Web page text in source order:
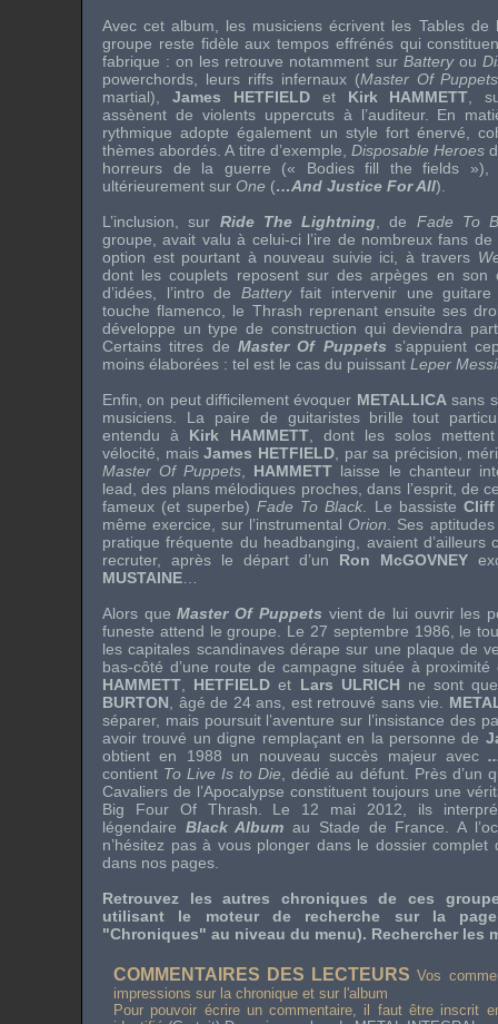
Avec cet album, les musiciens écrivent les Tables
groupe reste fidèle aux tempos effrénés qui
fabrique : on les retrouve notamment sur Batteryou
powerchords , leurs riffsinfernaux (Master Of Puppets
martial), James HETFIELDet Kirk HAMMETT ,
assènent de violents uppercutsà l’auditeur. En
rythmique adopte également un style fort énervé,
thèmes abordés. A titre d’exemple, Disposable Heroes
horreurs de la guerre (« Bodies fill the fields »),
ultérieurement sur One (…And Justice For All).
L’inclusion, sur Ride The Lightning , de Fade To
groupe, avait valu à celui-ci l’ire de nombreux fans de
option est pourtant à nouveau suivie ici, à travers
dont les couplets reposent sur des arpèges en son
d’idées, l’intro de Batteryfait intervenir une guitare
toucheflamenco , le Thrash reprenant ensuite ses
développe un type de construction qui deviendra
Certains titres de Master Of Puppets s’appuient
moins élaborées : tel est le cas du puissant Leper
Enfin, on peut difficilement évoquer METALLICA sans
musiciens. La paire de guitaristes brille tout
entendu à Kirk HAMMETT, dont les solos mettent
vélocité, maisJames HETFIELD, par sa précision,
Master Of Puppets
HAMMETT laisse le chanteur
lead , des plans mélodiques proches, dans l’esprit, de
fameux (et superbe)Fade To Black . Le bassiste Cliff
même exercice, sur l’instrumental Orion . Ses
pratique fréquente du headbanging , avaient
recruter, après le départ d’un Ron McGOVNEY
MUSTAINE
Alors queMaster Of Puppets vient de lui ouvrir les
funeste attend le groupe. Le 27 septembre 1986, le
les capitales scandinaves dérape sur une plaque de
bas-côté d’une route de campagne située à
HAMMETT
HETFIELD et Lars ULRICH ne sont
BURTON , âgé de 24 ans, est retrouvé sans vie.
séparer, mais poursuit l’aventure sur l’insistance des
avoir trouvé un digne remplaçant en la personne de
obtient en 1988 un nouveau succès majeur avec
contient To Live Is to Die , dédié au défunt. Près d’un
Cavaliers de l’Apocalypse constituent toujours une
Big Four Of Thrash . Le 12 mai 2012, ils
légendaire Black Album au Stade de France. A
n’hésitez pas à vous plonger dans le dossier
dans nos pages.
Retrouvez les autres chroniques de ces
utilisant le moteur de recherche sur la
"Chroniques" au niveau du menu). Rechercher les
COMMENTAIRES DES LECTEURS Vos
impressions sur la chronique et sur l'album
Pour pouvoir écrire un commentaire, il faut être inscrit